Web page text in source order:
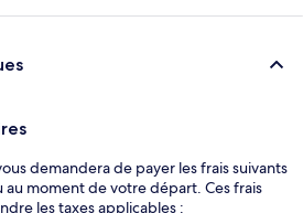
demandera de payer les frais suivants
au moment de votre départ. Ces frais
les taxes applicables :